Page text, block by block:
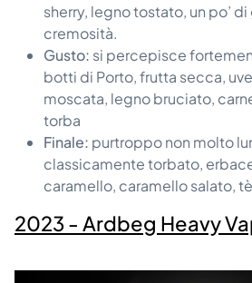
sherry, legno tostato, un po’
cremosità.
Gusto: si percepisce
botti di Porto, frutta secca,
moscata, legno bruciato,
torba
Finale: purtroppo non molto
classicamente torbato,
caramello, caramello salato, tè
2023 - Ardbeg Heavy